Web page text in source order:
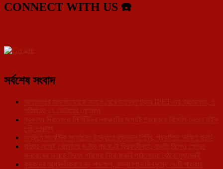
CONNECT WITH US ☎️
সর্বশেষ সংবাদ
আগরতলার জনসমাবেশকে সামনে রেখে জগবন্ধুপাড়ায় IPFT-এর প্রচারসভা, ৭
পরিবারের ১৭ ভোটারের যোগদান
প্রকাশ্য দিবালোকে সিসিটিভির নজরদারির মধ্যেই গন্ডাছড়ায় বিজেপি নেতার বাইক
চুরি, চাঞ্চল্য
সাব্রুমে সাংবাদিক সংগঠনের উদ্যোগে রক্তদান শিবির, প্রকাশিত ‘দক্ষিণ বার্তা’
রবিবার এলেই খোয়াইয়ে ঘণ্টার পর ঘণ্টা বিদ্যুৎহীনতা, বাড়তি বিলেও ক্ষোভ!
জনরোষের আবহে বিদ্যুৎ পরিষেবা নিয়ে জরুরি পর্যালোচনা বৈঠকে মুখ্যমন্ত্রী
কৃষকদের আধুনিকীকরণে বড় পদক্ষেপ, কল্যাণপুরে বিনামূল্যে ৩৮টি পাওয়ার